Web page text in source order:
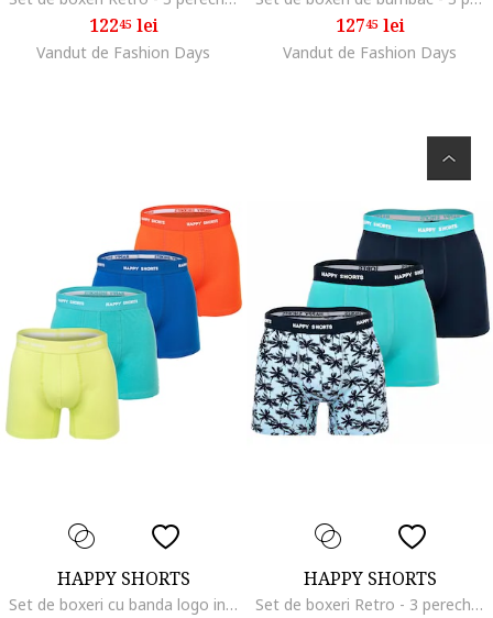
12245lei
Vandut de Fashion Days
12745lei
Vandut de Fashion Days
HAPPY SHORTS
Set de boxeri cu banda logo in talie - 4 perechi, Verde/Portocaliu/Albastru
HAPPY SHORTS
Set de boxeri Retro - 3 perechi, Negru/Albastru